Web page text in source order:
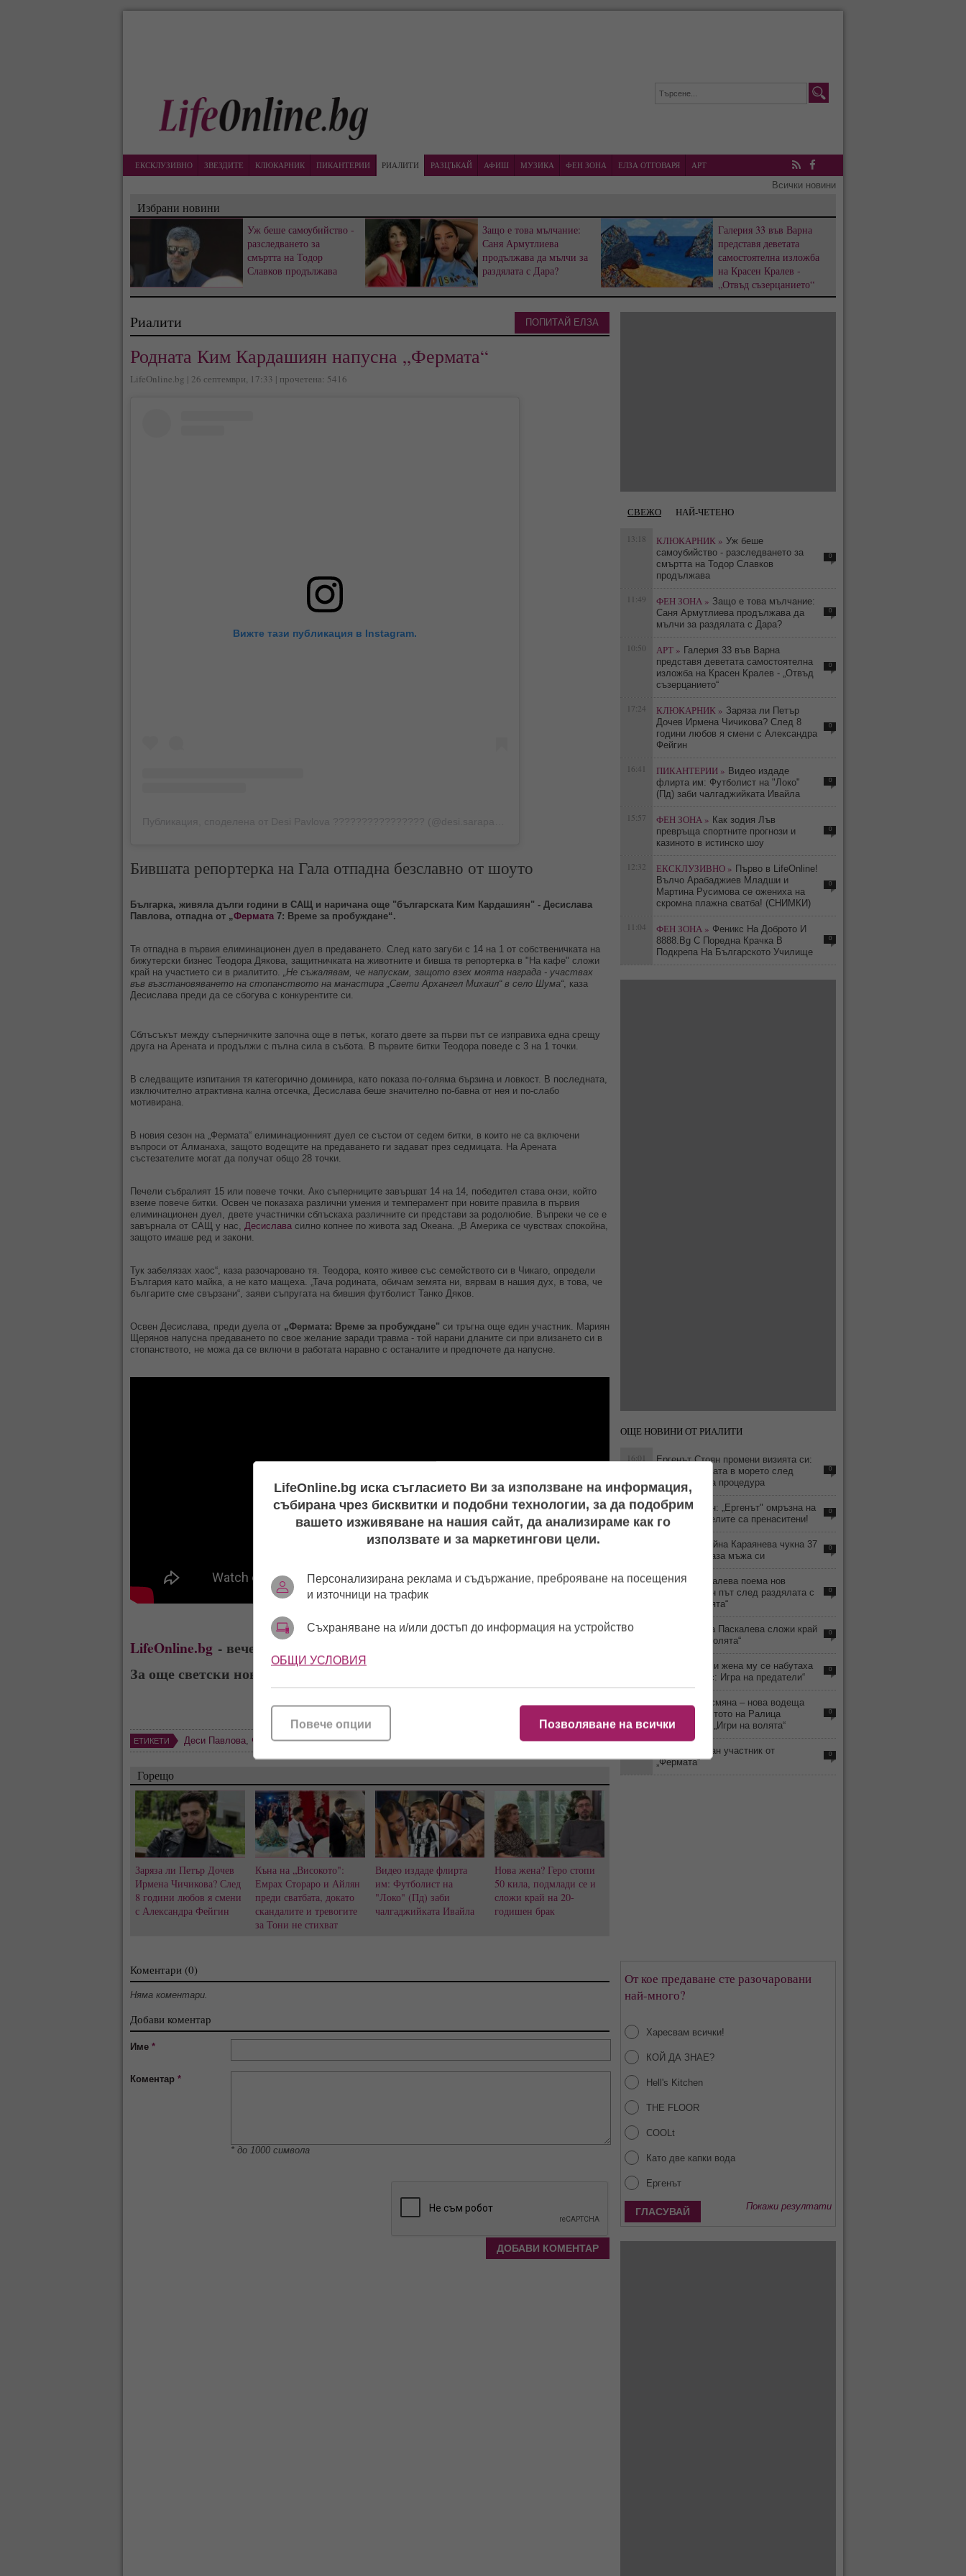
ЕКСКЛУЗИВНО ЗВЕЗДИТЕ КЛЮКАРНИК ПИКАНТЕРИИ РИАЛИТИ РАЗЦЪКАЙ АФИШ МУЗИКА ФЕН ЗОНА ЕЛЗА ОТГОВАРЯ
АРТ
RSS Facebook
Всички новини
Избрани новини
Уж беше самоубийство -
разследването за
смъртта на Тодор
Славков продължава
Защо е това мълчание:
Саня Армутлиева
продължава да мълчи за
раздялата с Дара?
Галерия 33 във Варна
представя деветата
самостоятелна изложба
на Красен Кралев -
„Отвъд съзерцанието“
Риалити
Родната Ким Кардашиян напусна „Фермата“
LifeOnline.bg | 26 септември, 17:33 | прочетена: 5416
Вижте тази публикация в Instagram.
Бившата репортерка на Гала отпадна безславно от шоуто
Българка, живяла дълги години в САЩ и наричана още "българската Ким Кардашиян" - Десислава
Павлова, отпадна от „Фермата 7: Време за пробуждане“.
Тя отпадна в първия елиминационен дуел в предаването. След като загуби с 14 на 1 от собственичката на
бижутерски бизнес Теодора Дякова, защитничката на животните и бивша тв репортерка в "На кафе" сложи
край на участието си в риалитито.
„Не съжалявам, че напускам, защото взех моята награда - участвах
във възстановяването на стопанството на манастира „Свети Архангел Михаил“ в село Шума“, каза
Десислава преди да се сбогува с конкурентите си.
Сблъсъкът между съперничките започна още в петък, когато двете за първи път се изправиха една срещу
друга на Арената и продължи с пълна сила в събота. В първите битки Теодора поведе с 3 на 1 точки.
В следващите изпитания тя категорично доминира, като показа по-голяма бързина и ловкост. В последната,
изключително атрактивна кална отсечка, Десислава беше значително по-бавна от нея и по-слабо
мотивирана.
В новия сезон на „Фермата“ елиминационният дуел се състои от седем битки, в които не са включени
въпроси от Алманаха, защото водещите на предаването ги задават през седмицата. На Арената
състезателите могат да получат общо 28 точки.
Печели събралият 15 или повече точки. Ако съперниците завършат 14 на 14, победител става онзи, който
вземе повече битки. Освен че показаха различни умения и темперамент при новите правила в първия
елиминационен дуел, двете участнички сблъскаха различните си представи за родолюбие. Въпреки че се е
завърнала от САЩ у нас, Десислава силно копнее по живота зад Океана. „В Америка се чувствах спокойна,
защото имаше ред и закони.
Тук забелязах хаос“, каза разочаровано тя. Теодора, която живее със семейството си в Чикаго, определи
България като майка, а не като мащеха. „Тача родината, обичам земята ни, вярвам в нашия дух, в това, че
българите сме свързани“, заяви съпругата на бившия футболист Танко Дяков.
Освен Десислава, преди дуела от „Фермата: Време за пробуждане" си тръгна още един участник. Мариян
Щерянов напусна предаването по свое желание заради травма - той нарани дланите си при влизането си в
стопанството, не можа да се включи в работата наравно с останалите и предпочете да напусне.
LifeOnline.bg - вече и в
За още светски новини харесайте и
ЕТИКЕТИ Деси Павлова Фермата
Горещо
Заряза ли Петър Дочев
Ирмена Чичикова? След
8 години любов я смени
с Александра Фейгин
Къна на „Високото":
Емрах Стораро и Айлян
преди сватбата, докато
скандалите и тревогите
за Тони не стихват
Видео издаде флирта
им: Футболист на
"Локо" (Пд) заби
чалгаджийката Ивайла
Нова жена? Геро стопи
50 кила, подмлади се и
сложи край на 20-
годишен брак
Коментари (0)
Няма коментари.
Добави коментар
Име *
Коментар *
* до 1000 символа
ПОПИТАЙ ЕЛЗА
СВЕЖО НАЙ-ЧЕТЕНО
13:18 КЛЮКАРНИК » Уж беше
самоубийство - разследването за
смъртта на Тодор Славков
продължава
0
11:49 ФЕН ЗОНА » Защо е това мълчание:
Саня Армутлиева продължава да
мълчи за раздялата с Дара?
0
10:50 АРТ » Галерия 33 във Варна
представя деветата самостоятелна
изложба на Красен Кралев - „Отвъд
съзерцанието“
0
17:24 КЛЮКАРНИК » Заряза ли Петър
Дочев Ирмена Чичикова? След 8
години любов я смени с Александра
Фейгин
0
16:41 ПИКАНТЕРИИ » Видео издаде
флирта им: Футболист на "Локо"
(Пд) заби чалгаджийката Ивайла
0
15:57 ФЕН ЗОНА » Как зодия Лъв
превръща спортните прогнози и
казиното в истинско шоу
0
12:32 ЕКСКЛУЗИВНО » Първо в LifeOnline!
Вълчо Арабаджиев Младши и
Мартина Русимова сe oжениха на
скромна плажна сватба! (СНИМКИ)
0
11:04 ФЕН ЗОНА » Феникс На Доброто И
8888.Bg С Поредна Крачка В
Подкрепа На Българското Училище
0
ОЩЕ НОВИНИ ОТ РИАЛИТИ
16:01
Ергенът Стоян промени визията си:
Хвърли очилата в морето след
безболезнена процедура
0
15:34
Анна-Шермин: „Ергенът" омръзна на
хората, зрителите са пренаситени!
0
СНИМКА: Райна Караянева чукна 37
години и показа мъжа си
0
13:23
Ралица Паскалева поема нов
телевизионен път след раздялата с
„Игри на волята“
0
15:53
Защо Ралица Паскалева сложи край
на „Игри на волята“
0
Наум Шопов и жена му се набутаха
и в „Трейтърс: Игра на предатели“
0
Неочаквана смяна – нова водеща
влиза на мястото на Ралица
Паскалева в „Игри на волята“
0
Почина обичан участник от
„Фермата“
0
От кое предаване сте разочаровани
най-много?
Харесвам всички!
КОЙ ДА ЗНАЕ?
Hell's Kitchen
THE FLOOR
COOLt
Като две капки вода
Ергенът
Покажи резултати
LifeOnline.bg иска съгласието Ви за използване на информация,
събирана чрез бисквитки и подобни технологии, за да подобрим
вашето изживяване на нашия сайт, да анализираме как го
използвате и за маркетингови цели.
Персонализирана реклама и съдържание, преброяване на посещения
и източници на трафик
Съхраняване на и/или достъп до информация на устройство
ОБЩИ УСЛОВИЯ
Позволяване на всички
Повече опции